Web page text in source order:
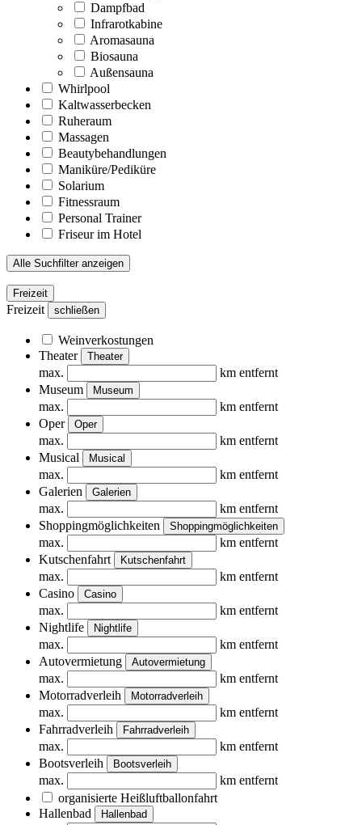
Dampfbad
Infrarotkabine
Aromasauna
Biosauna
Außensauna
Whirlpool
Kaltwasserbecken
Ruheraum
Massagen
Beautybehandlungen
Maniküre/Pediküre
Solarium
Fitnessraum
Personal Trainer
Friseur im Hotel
Alle Suchfilter anzeigen
Freizeit
Freizeit schließen
Weinverkostungen
Theater
Theater
max.
km entfernt
Museum
Museum
max.
km entfernt
Oper
Oper
max.
km entfernt
Musical
Musical
max.
km entfernt
Galerien
Galerien
max.
km entfernt
Shoppingmöglichkeiten
Shoppingmöglichkeiten
max.
km entfernt
Kutschenfahrt
Kutschenfahrt
max.
km entfernt
Casino
Casino
max.
km entfernt
Nightlife
Nightlife
max.
km entfernt
Autovermietung
Autovermietung
max.
km entfernt
Motorradverleih
Motorradverleih
max.
km entfernt
Fahrradverleih
Fahrradverleih
max.
km entfernt
Bootsverleih
Bootsverleih
max.
km entfernt
organisierte Heißluftballonfahrt
Hallenbad
Hallenbad